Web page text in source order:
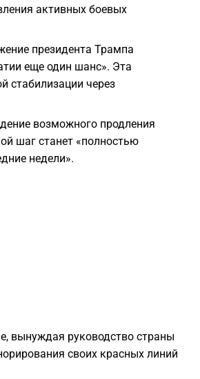
активных боевых
президента Трампа
еще один шанс». Эта
стабилизации через
возможного продления
шаг станет «полностью
недели».
вынуждая руководство страны
своих красных линий